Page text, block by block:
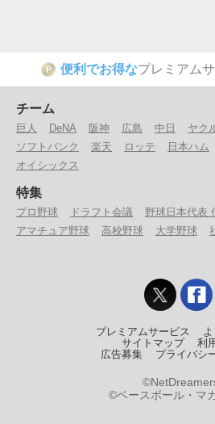
P 便利でお得なプレミアム
チーム
巨人 DeNA 阪神 広島 中日 ヤク
ソフトバンク
楽天 ロッテ 日本ハム
オイシックス
特集
プロ野球 ドラフト会議
野球日本代表
アマチュア野球
高校野球 大学野球
プレミアムサービス
サイトマップ
利
広告募集
プライバシ
©ベースボール・マ